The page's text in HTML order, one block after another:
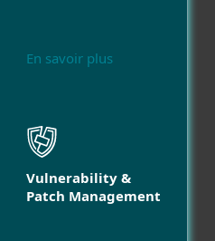
En savoir plus
Vulnerability &
Patch Management